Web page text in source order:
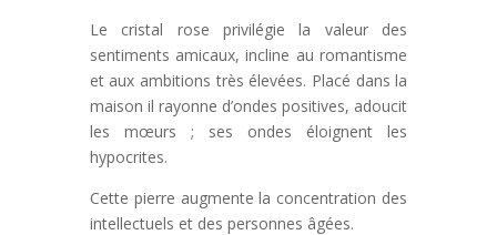
Le cristal rose privilégie la valeur des
sentiments amicaux, incline au romantisme
et aux ambitions très élevées. Placé dans la
maison il rayonne d’ondes positives, adoucit
les mœurs ; ses ondes éloignent les
hypocrites.
Cette pierre augmente la concentration des
intellectuels et des personnes âgées.